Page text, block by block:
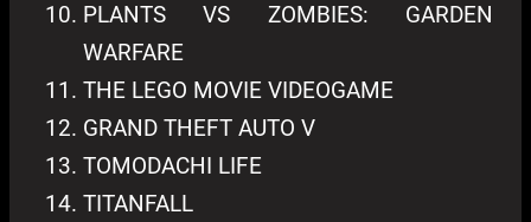
PLANTS VS ZOMBIES: GARDEN
WARFARE
THE LEGO MOVIE VIDEOGAME
GRAND THEFT AUTO V
TOMODACHI LIFE
TITANFALL